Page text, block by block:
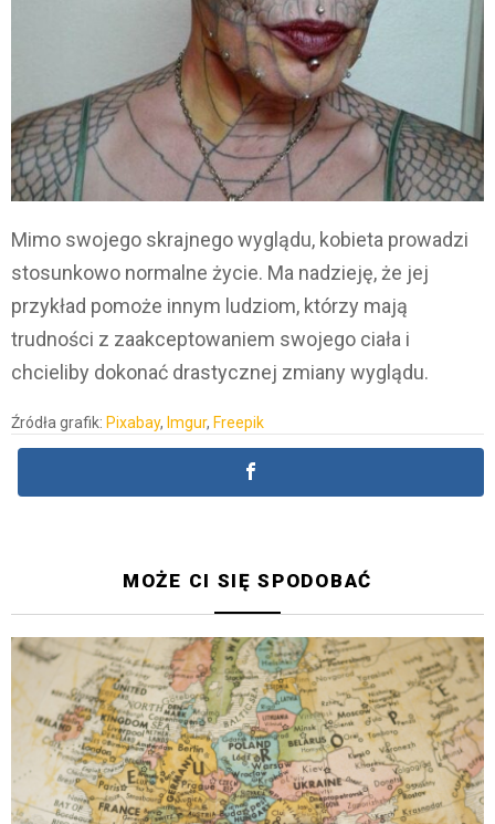
Mimo swojego skrajnego wyglądu, kobieta prowadzi
stosunkowo normalne życie. Ma nadzieję, że jej
przykład pomoże innym ludziom, którzy mają
trudności z zaakceptowaniem swojego ciała i
chcieliby dokonać drastycznej zmiany wyglądu.
Źródła grafik: Pixabay, Imgur, Freepik
MOŻE CI SIĘ SPODOBAĆ